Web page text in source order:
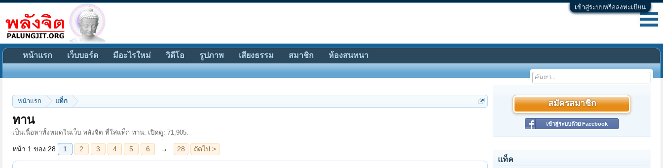
เข้าสู่ระบบหรือลงทะเบียน
หน้าแรก แท็ก
ทาน
เป็นเนื้อหาทั้งหมดในเว็บ พลังจิต ที่ใส่แท็ก ทาน. เปิดดู: 71,905.
หน้า 1 ของ 28 1 2 3 4 5 6 → 28 ถัดไป > สมัครสมาชิก
เข้าสู่ระบบด้วย Facebook
แท็ค
หน้าแรก เว็บบอร์ด มีอะไรใหม่ วิดีโอ รูปภาพ เสียงธรรม สมาชิก ห้องสนทนา